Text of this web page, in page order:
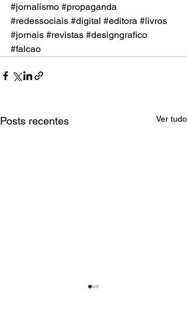
#jornalismo #propaganda
#redessociais #digital #editora #livros
#jornais #revistas #designgrafico
#falcao
Posts recentes Ver tudo